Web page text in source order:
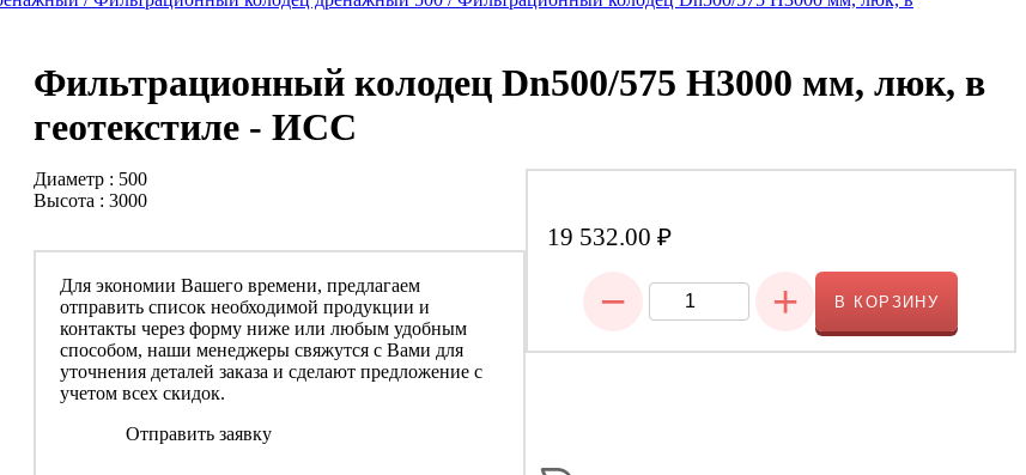
Фильтрационный колодец Dn500/575 H3000 мм, люк, в
геотекстиле - ИСС
Диаметр : 500
Высота : 3000
Для экономии Вашего времени, предлагаем
отправить список необходимой продукции и
контакты через форму ниже или любым удобным
способом, наши менеджеры свяжутся с Вами для
уточнения деталей заказа и сделают предложение с
учетом всех скидок.
Отправить заявку
19 532.00 ₽
− + В КОРЗИНУ